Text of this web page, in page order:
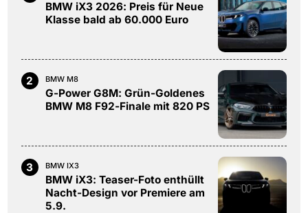
BMW iX3 2026: Preis für Neue
Klasse bald ab 60.000 Euro
2 BMW M8
G-Power G8M: Grün-Goldenes
BMW M8 F92-Finale mit 820 PS
3 BMW IX3
BMW iX3: Teaser-Foto enthüllt
Nacht-Design vor Premiere am
5.9.